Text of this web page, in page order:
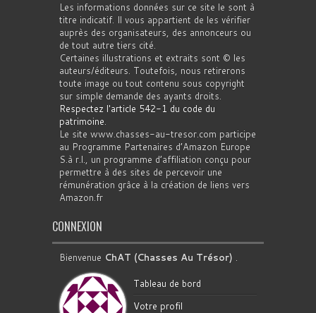
Les informations données sur ce site le sont à
titre indicatif. Il vous appartient de les vérifier
auprès des organisateurs, des annonceurs ou
de tout autre tiers cité.
Certaines illustrations et extraits sont © les
auteurs/éditeurs. Toutefois, nous retirerons
toute image ou tout contenu sous copyright
sur simple demande des ayants droits.
Respectez l'article 542-1 du code du
patrimoine.
Le site www.chasses-au-tresor.com participe
au Programme Partenaires d’Amazon Europe
S.à r.l., un programme d’affiliation conçu pour
permettre à des sites de percevoir une
rémunération grâce à la création de liens vers
Amazon.fr
CONNEXION
Bienvenue ChAT (Chasses Au Trésor) .
Tableau de bord
Votre profil